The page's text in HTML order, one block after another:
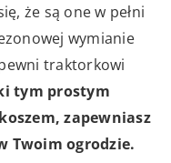
że są one w pełni
wymianie
traktorkowi
tym prostym
zapewniasz
Twoim ogrodzie.